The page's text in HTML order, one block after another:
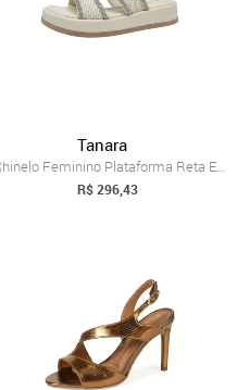
Tanara
Chinelo Feminino Plataforma Reta Estilo ...
R$ 296,43